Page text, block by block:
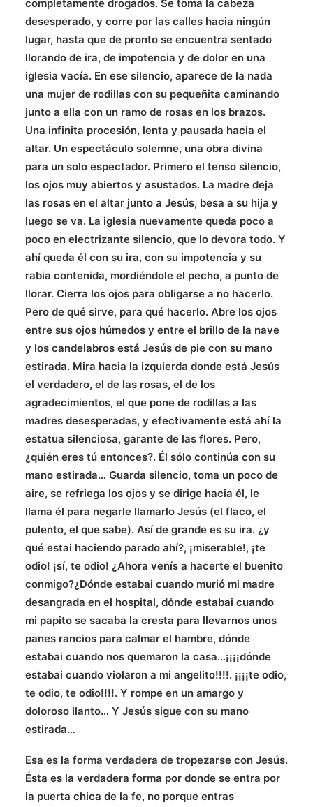
completamente drogados. Se toma la cabeza
desesperado, y corre por las calles hacia ningún
lugar, hasta que de pronto se encuentra sentado
llorando de ira, de impotencia y de dolor en una
iglesia vacía. En ese silencio, aparece de la nada
una mujer de rodillas con su pequeñita caminando
junto a ella con un ramo de rosas en los brazos.
Una infinita procesión, lenta y pausada hacia el
altar. Un espectáculo solemne, una obra divina
para un solo espectador. Primero el tenso silencio,
los ojos muy abiertos y asustados. La madre deja
las rosas en el altar junto a Jesús, besa a su hija y
luego se va. La iglesia nuevamente queda poco a
poco en electrizante silencio, que lo devora todo. Y
ahí queda él con su ira, con su impotencia y su
rabia contenida, mordiéndole el pecho, a punto de
llorar. Cierra los ojos para obligarse a no hacerlo.
Pero de qué sirve, para qué hacerlo. Abre los ojos
entre sus ojos húmedos y entre el brillo de la nave
y los candelabros está Jesús de pie con su mano
estirada. Mira hacia la izquierda donde está Jesús
el verdadero, el de las rosas, el de los
agradecimientos, el que pone de rodillas a las
madres desesperadas, y efectivamente está ahí la
estatua silenciosa, garante de las flores. Pero,
¿quién eres tú entonces?. Él sólo continúa con su
mano estirada… Guarda silencio, toma un poco de
aire, se refriega los ojos y se dirige hacia él, le
llama él para negarle llamarlo Jesús (el flaco, el
pulento, el que sabe). Así de grande es su ira. ¿y
qué estai haciendo parado ahí?, ¡miserable!, ¡te
odio! ¡sí, te odio! ¿Ahora venís a hacerte el buenito
conmigo?¿Dónde estabai cuando murió mi madre
desangrada en el hospital, dónde estabai cuando
mi papito se sacaba la cresta para llevarnos unos
panes rancios para calmar el hambre, dónde
estabai cuando nos quemaron la casa…¡¡¡¡dónde
estabai cuando violaron a mi angelito!!!!. ¡¡¡¡te odio,
te odio, te odio!!!!. Y rompe en un amargo y
doloroso llanto… Y Jesús sigue con su mano
estirada…
Esa es la forma verdadera de tropezarse con Jesús.
Ésta es la verdadera forma por donde se entra por
la puerta chica de la fe, no porque entras